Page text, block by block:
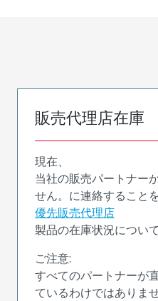
販売代理店在庫
現在、
当社の販売パートナー
せん。に連絡すること
優先販売代理店
製品の在庫状況につい
ご注意:
すべてのパートナーが
ているわけではありませ